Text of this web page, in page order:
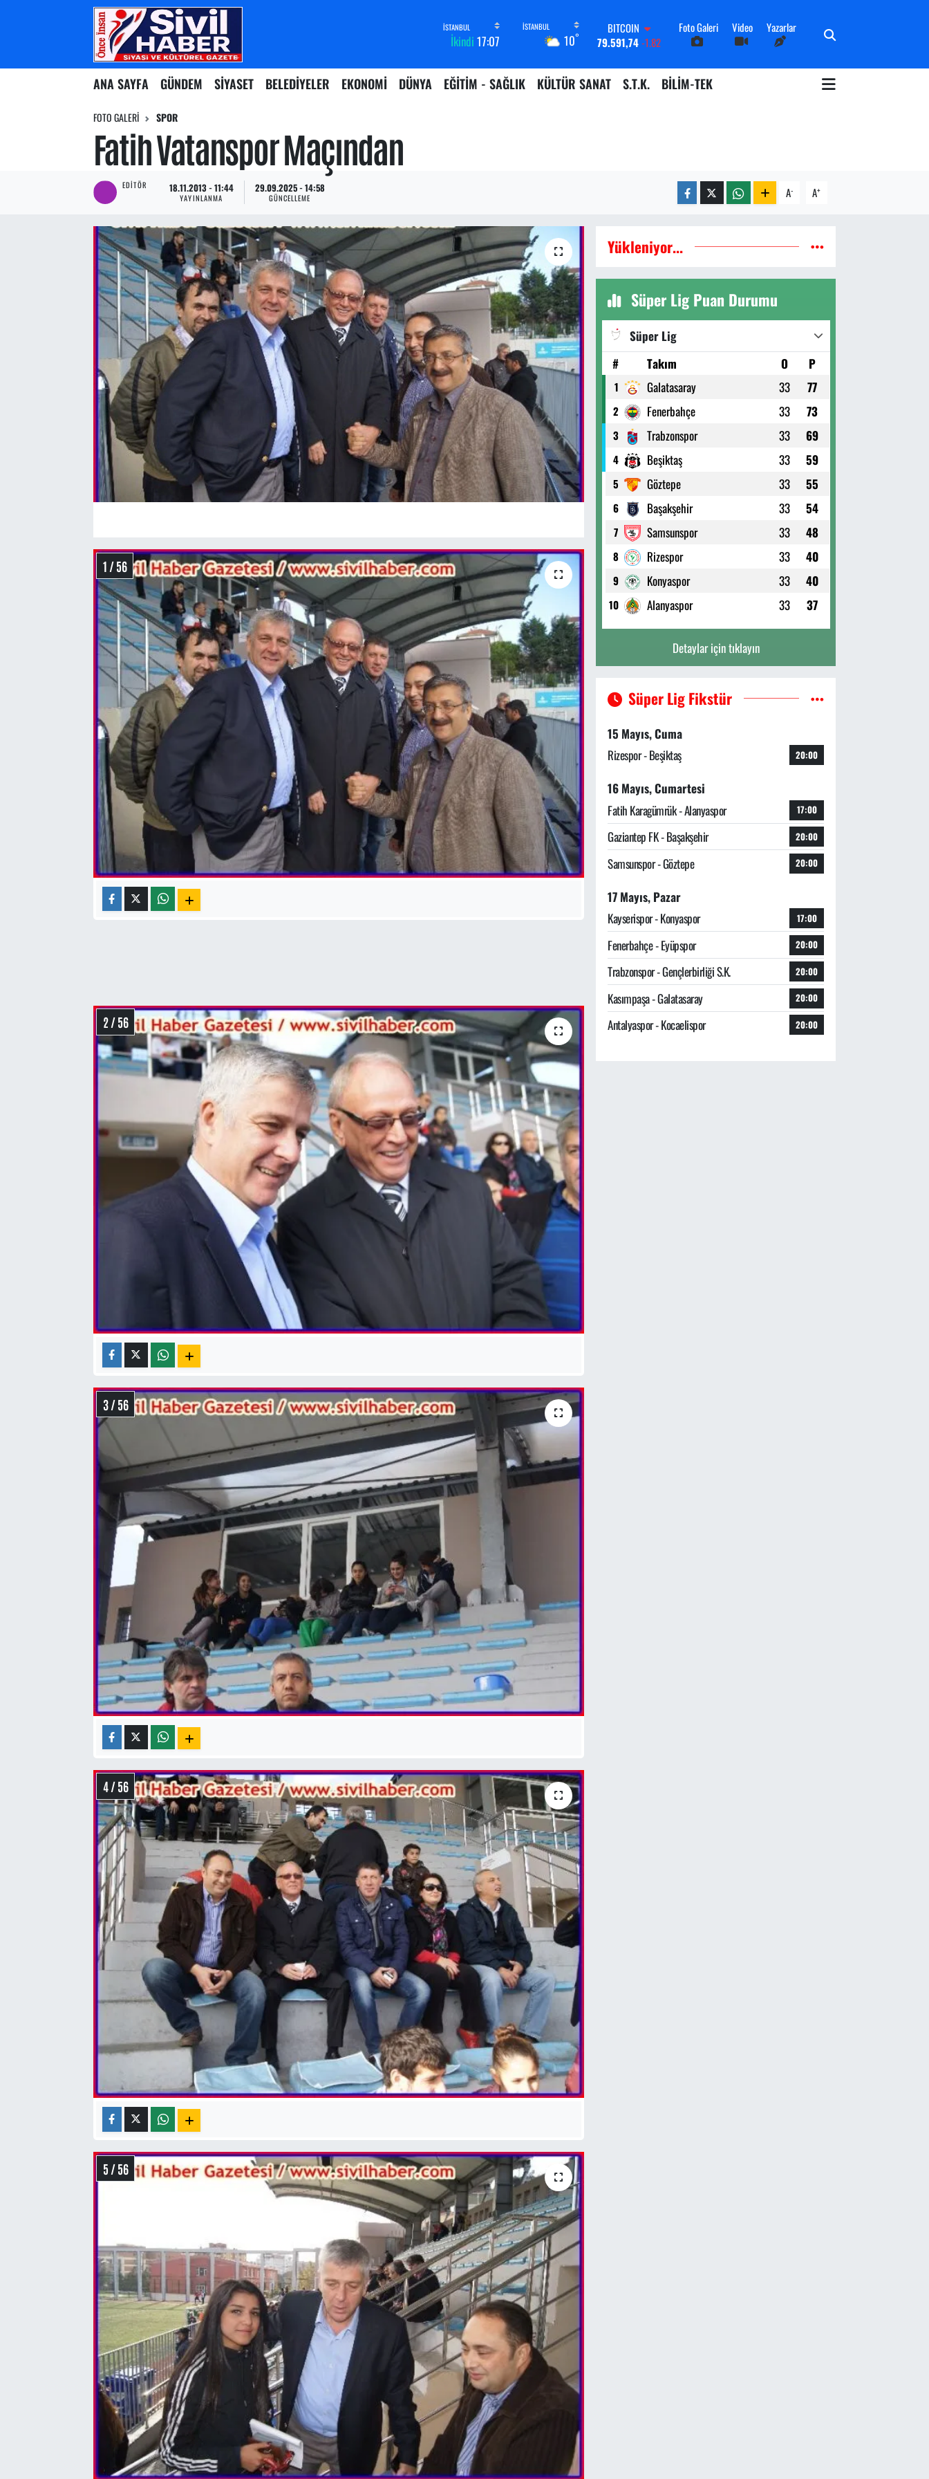
İkindi 17:07 10°
DOLAR
45,43620 0.02
53,386900.19
STERLİN
Foto Galeri Video Yazarlar
ANA SAYFA GÜNDEM SİYASET BELEDİYELER EKONOMİ DÜNYA EĞİTİM - SAĞLIK KÜLTÜR SANAT S.T.K. BİLİM-TEK
FOTO GALERI SPOR
Fatih Vatanspor Maçından
EDITÖR 18.11.2013 - 11:44
YAYINLANMA
29.09.2025 - 14:58
GÜNCELLEME A- A+
1 / 56
2 / 56
3 / 56
4 / 56
5 / 56
Yükleniyor...
Süper Lig Puan Durumu
Süper Lig
#
Takım O P
1 Galatasaray 33 77
2 Fenerbahçe 33 73
3 Trabzonspor 33 69
4 Beşiktaş 33 59
5 Göztepe 33 55
6 Başakşehir 33 54
7 Samsunspor 33 48
8 Rizespor 33 40
9 Konyaspor 33 40
10 Alanyaspor 33 37
Detaylar için tıklayın
Süper Lig Fikstür
15 Mayıs, Cuma
Rizespor - Beşiktaş
20:00
16 Mayıs, Cumartesi
Fatih Karagümrük - Alanyaspor
17:00
Gaziantep FK - Başakşehir 20:00
Samsunspor - Göztepe 20:00
17 Mayıs, Pazar
Kayserispor - Konyaspor
17:00
Fenerbahçe - Eyüpspor 20:00
Trabzonspor - Gençlerbirliği S.K. 20:00
Kasımpaşa - Galatasaray 20:00
Antalyaspor - Kocaelispor 20:00
Nöbetçi Eczaneler
Hava Durumu
Namaz Vakitleri
Trafik Durumu
Süper Lig Puan Durumu ve Fikstür
Tüm Manşetler
Son Dakika Haberleri